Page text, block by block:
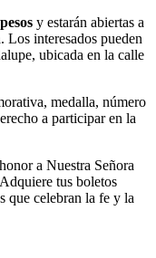
y estarán abiertas a
Los interesados pueden
ubicada en la calle
medalla, número
a participar en la
a Nuestra Señora
tus boletos
que celebran la fe y la